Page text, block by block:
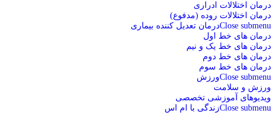
درمان اختلالات ادراری
درمان اختلالات روده (مدفوع)
Close submenuدرمان تعدیل کننده بیماری
درمان های خط اول
درمان های خط یک و نیم
درمان های خط دوم
درمان های خط سوم
Close submenuورزش
ورزش و سلامت
ویدیوهای آموزشی تخصصی
Close submenuزندگی با ام اس